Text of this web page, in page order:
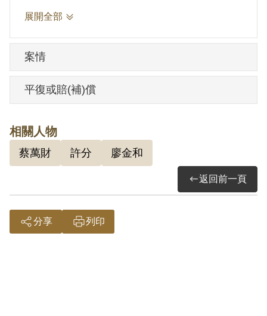
信向林金生恐嚇取財未遂，向陳承訓恐
部以《戡亂時期檢肅匪諜條例》第9條「明
知為匪諜而不告密檢舉」判處有期徒刑2
年，《戡亂時期檢肅匪諜條例》第8條第1
感化，其期間另以命令定之。1954年經臺
北地方法院裁定，其犯叛亂罪處有期徒刑2
年，犯恐嚇罪處有期徒刑3月，應執行有期
徒刑2年1月，該犯經常與其父許分聯絡會
晤，思想不正，發交感訓3年。1954年10月
19日發交感訓。1958年6月7日感訓開釋。
展開全部
案情
平復或賠(補)償
相關人物
蔡萬財 許分 廖金和
返回前一頁
分享 列印